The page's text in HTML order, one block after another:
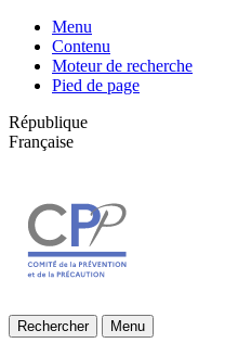
Menu
Contenu
Moteur de recherche
Pied de page
République
Française
Rechercher Menu